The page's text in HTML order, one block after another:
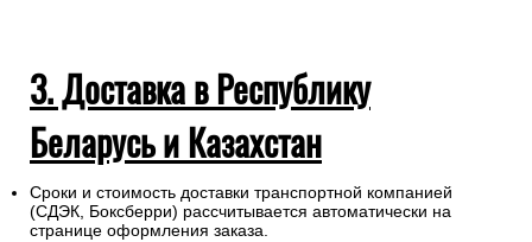
3. Доставка в Республику
Беларусь и Казахстан
Сроки и стоимость доставки транспортной компанией
(СДЭК, Боксберри) рассчитывается автоматически на
странице оформления заказа.